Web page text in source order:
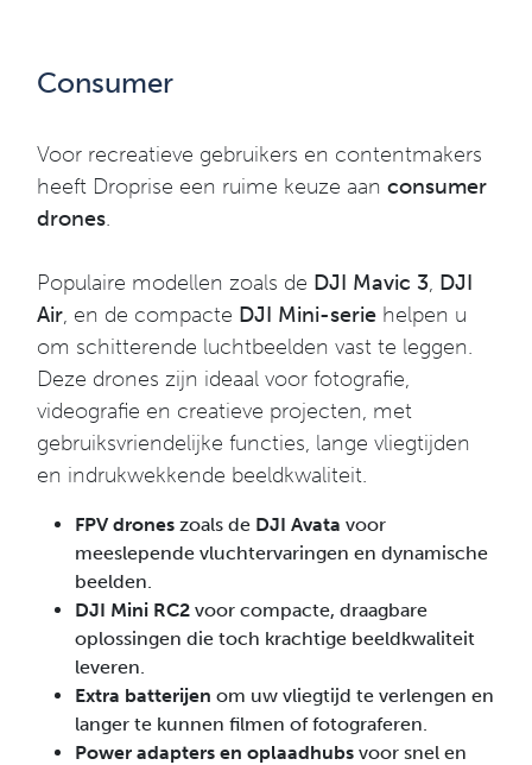
Consumer
Voor recreatieve gebruikers en contentmakers
heeft Droprise een ruime keuze aan consumer
drones.
Populaire modellen zoals de DJI Mavic 3, DJI
Air, en de compacte DJI Mini-serie helpen u
om schitterende luchtbeelden vast te leggen.
Deze drones zijn ideaal voor fotografie,
videografie en creatieve projecten, met
gebruiksvriendelijke functies, lange vliegtijden
en indrukwekkende beeldkwaliteit.
FPV drones zoals de DJI Avata voor
meeslepende vluchtervaringen en dynamische
beelden.
DJI Mini RC2 voor compacte, draagbare
oplossingen die toch krachtige beeldkwaliteit
leveren.
Extra batterijen om uw vliegtijd te verlengen en
langer te kunnen filmen of fotograferen.
Power adapters en oplaadhubs voor snel en